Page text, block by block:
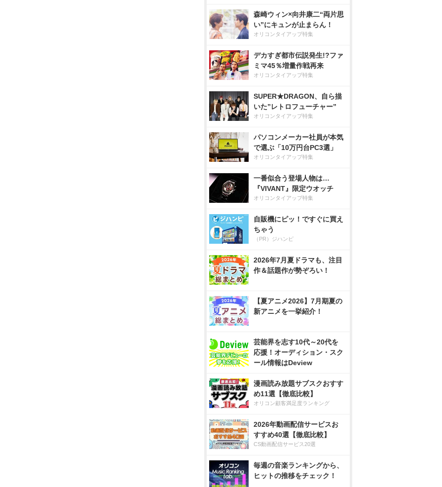
森崎ウィン×向井康二“両片思
い”にキュンが止まらん！
オリコンタイアップ特集
デカすぎ都市伝説発生!?ファ
ミマ45％増量作戦再来
オリコンタイアップ特集
SUPER★DRAGON、自ら描
いた”レトロフューチャー”
オリコンタイアップ特集
パソコンメーカー社員が本気
で選ぶ「10万円台PC3選」
オリコンタイアップ特集
一番似合う登場人物は…
『VIVANT』限定ウオッチ
オリコンタイアップ特集
自販機にピッ！ですぐに買え
ちゃう
（PR）ジハンピ
2026年7月夏ドラマも、注目
作＆話題作が勢ぞろい！
【夏アニメ2026】7月期夏の
新アニメを一挙紹介！
芸能界を志す10代～20代を
応援！オーディション・スク
ール情報はDeview
漫画読み放題サブスクおすす
め11選【徹底比較】
オリコン顧客満足度ランキング
2026年動画配信サービスお
すすめ40選【徹底比較】
CS動画配信サービス20選
毎週の音楽ランキングから、
ヒットの推移をチェック！